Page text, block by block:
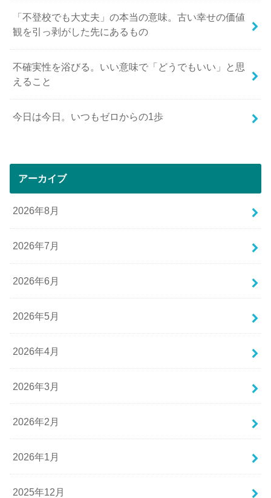
「不登校でも大丈夫」の本当の意味。古い幸せの価値
観を引っ剥がした先にあるもの
不確実性を浴びる。いい意味で「どうでもいい」と思
えること
今日は今日。いつもゼロからの1歩
アーカイブ
2026年8月
2026年7月
2026年6月
2026年5月
2026年4月
2026年3月
2026年2月
2026年1月
2025年12月